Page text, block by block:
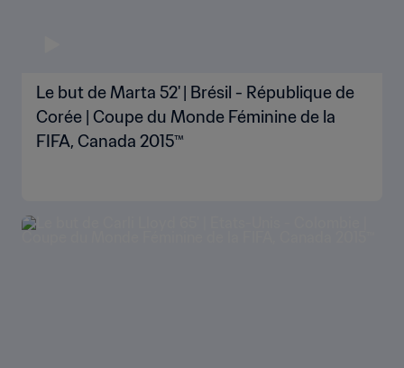
Le but de Marta 52' | Brésil - République de
Corée | Coupe du Monde Féminine de la
FIFA, Canada 2015™